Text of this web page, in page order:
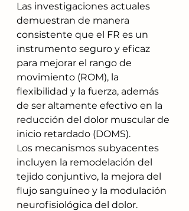
Las investigaciones actuales
demuestran de manera
consistente que el FR es un
instrumento seguro y eficaz
para mejorar el rango de
movimiento (ROM), la
flexibilidad y la fuerza, además
de ser altamente efectivo en la
reducción del dolor muscular de
inicio retardado (DOMS).
Los mecanismos subyacentes
incluyen la remodelación del
tejido conjuntivo, la mejora del
flujo sanguíneo y la modulación
neurofisiológica del dolor.